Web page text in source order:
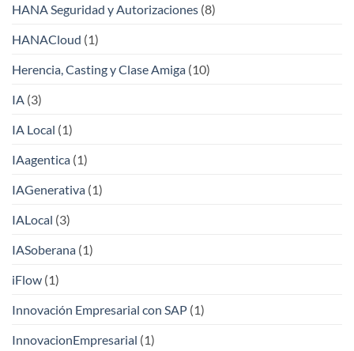
HANA Seguridad y Autorizaciones (8)
HANACloud (1)
Herencia, Casting y Clase Amiga (10)
IA (3)
IA Local (1)
IAagentica (1)
IAGenerativa (1)
IALocal (3)
IASoberana (1)
iFlow (1)
Innovación Empresarial con SAP (1)
InnovacionEmpresarial (1)